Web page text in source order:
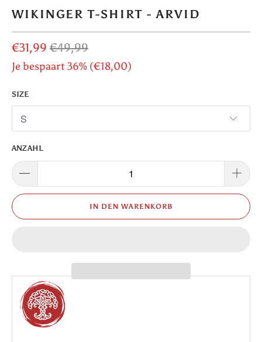
WIKINGER T-SHIRT - ARVID
€31,99 €49,99
Je bespaart 36% (€18,00)
SIZE
ANZAHL
IN DEN WARENKORB